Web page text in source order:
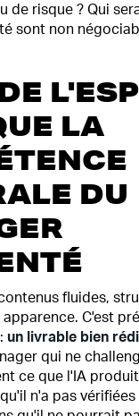
de risque ? Qui
sont non
LA
DU
fluides,
C'est
un livrable bien
qui ne
ce que l'IA
n'a pas vérifiées